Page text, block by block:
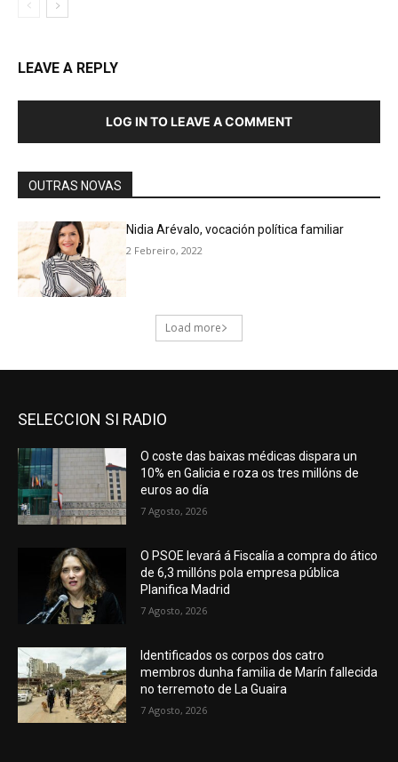
SELECCION SI RADIO
O coste das baixas médicas dispara un
10% en Galicia e roza os tres millóns de
euros ao día
7 Agosto, 2026
O PSOE levará á Fiscalía a compra do ático
de 6,3 millóns pola empresa pública
Planifica Madrid
7 Agosto, 2026
Identificados os corpos dos catro
membros dunha familia de Marín fallecida
no terremoto de La Guaira
7 Agosto, 2026